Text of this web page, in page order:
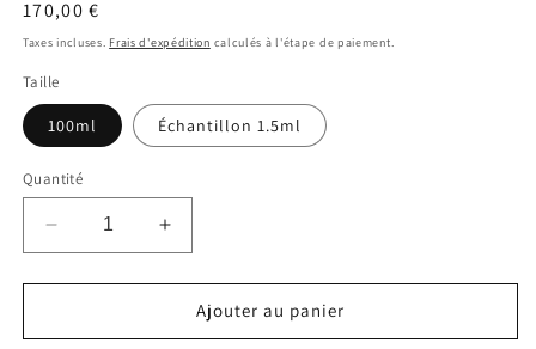
modale
Prix
habituel
170,00 €
Taxes incluses. Frais d'expédition calculés à l'étape de paiement.
Taille
100ml Échantillon 1.5ml
Quantité
Réduire
la
quantité
Violamore
Augmenter
la
quantité
Violamore
Ajouter au panier